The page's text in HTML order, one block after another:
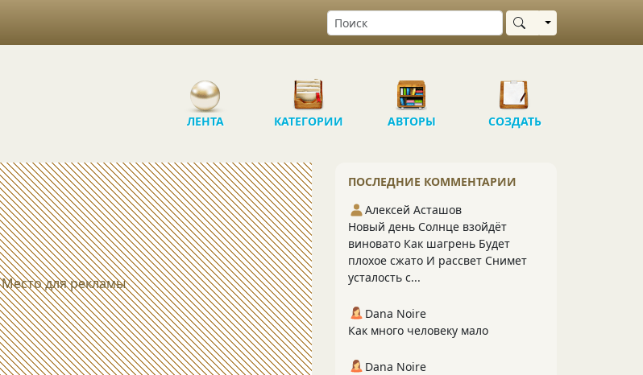
Выбрать область
ЛЕНТА КАТЕГОРИИ АВТОРЫ СОЗДАТЬ
Место для рекламы
ПОСЛЕДНИЕ КОММЕНТАРИИ
Алексей Асташов
Новый день Солнце взойдёт
виновато Как шагрень Будет
плохое сжато И рассвет Снимет
усталость с...
Dana Noire
Как много человеку мало
Dana Noire